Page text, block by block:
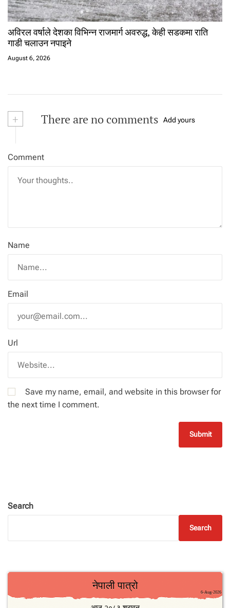
अविरल वर्षाले देशका विभिन्न राजमार्ग अवरुद्ध, केही सडकमा राति
गाडी चलाउन नपाइने
August 6, 2026
+ There are no comments Add yours
Comment
Name
Email
Url
Save my name, email, and website in this browser for
the next time I comment.
Search
Search